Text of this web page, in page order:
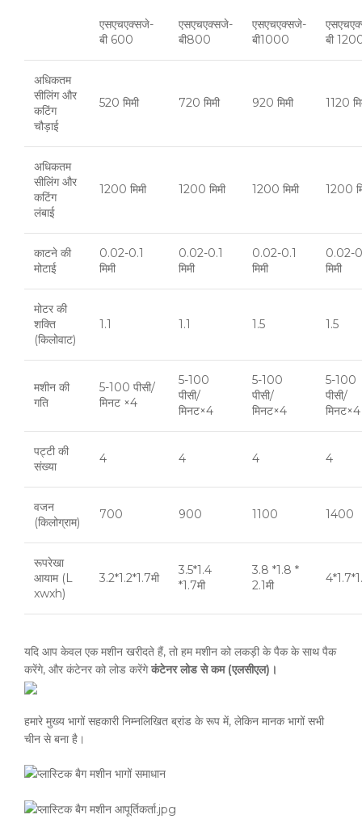
एसएचएक्सजे-
बी 600
एसएचएक्सजे-
बी800
एसएचएक्सजे-
बी1000
बी
अधिकतम
सीलिंग और
कटिंग
चौड़ाई
520 मिमी 720 मिमी 920 मिमी 1120
अधिकतम
सीलिंग और
कटिंग
लंबाई
1200 मिमी 1200 मिमी 1200 मिमी 1200
काटने की
मोटाई
0.02-0.1
मिमी
0.02-0.1
मिमी
0.02-0.1
मिमी
0.02-
मिमी
मोटर की
शक्ति
(किलोवाट)
1.1 1.1 1.5 1.5
मशीन की
गति
5-100 पीसी/
मिनट ×4
5-100
पीसी/
मिनट×4
5-100
पीसी/
मिनट×4
5-100
पीसी/
मिनट×4
पट्टी की
संख्या
4 4 4 4
वजन
(किलोग्राम)
700 900 1100 1400
रूपरेखा
आयाम (L
xwxh)
3.2*1.2*1.7मी
3.5*1.4
*1.7मी
3.8 *1.8 *
2.1मी
यदि आप केवल एक मशीन खरीदते हैं, तो हम मशीन को लकड़ी के पैक के साथ पैक
करेंगे, और कंटेनर को लोड करेंगे कंटेनर लोड से कम (एलसीएल)।
हमारे मुख्य भागों सहकारी निम्नलिखित ब्रांड के रूप में, लेकिन मानक भागों सभी
चीन से बना है।